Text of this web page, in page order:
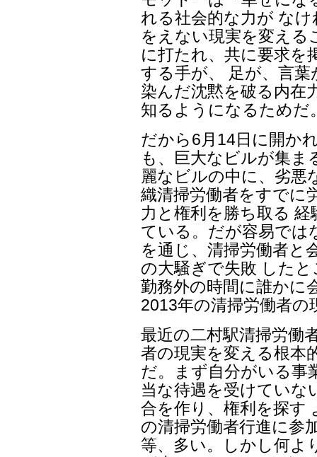
れる社会的な力が な
をえない現実を変える
に打たれ、共に要求を
する手が、 足が、言
染んだ沈黙を破る内在
知るようになるためだ
だから6月14日に開か
も、巨大なビルが集ま
麗なビルの中に、劣悪
織清掃労働者をすでに
力と権利を勝ち取る
ている。だが容易では
を通じ、清掃労働者と
の大騒ぎで失敗 した
勤務外の時間に誰かに
2013年の清掃労働者の
最近の二村駅清掃労働
者の現実を変える根本
だ。まず自分がいる事
当な待遇を受けていな
合を作り、権利を探す
の清掃労働者行進に参
等、多い。しかし何よ